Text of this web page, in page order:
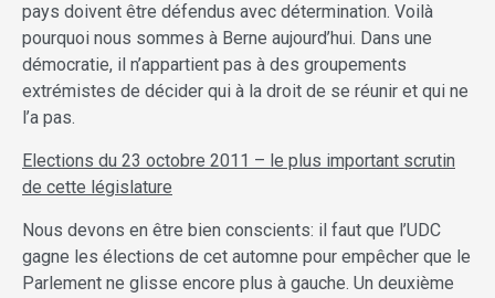
pays doivent être défendus avec détermination. Voilà
pourquoi nous sommes à Berne aujourd’hui. Dans une
démocratie, il n’appartient pas à des groupements
extrémistes de décider qui à la droit de se réunir et qui ne
l’a pas.
Elections du 23 octobre 2011 – le plus important scrutin
de cette législature
Nous devons en être bien conscients: il faut que l’UDC
gagne les élections de cet automne pour empêcher que le
Parlement ne glisse encore plus à gauche. Un deuxième